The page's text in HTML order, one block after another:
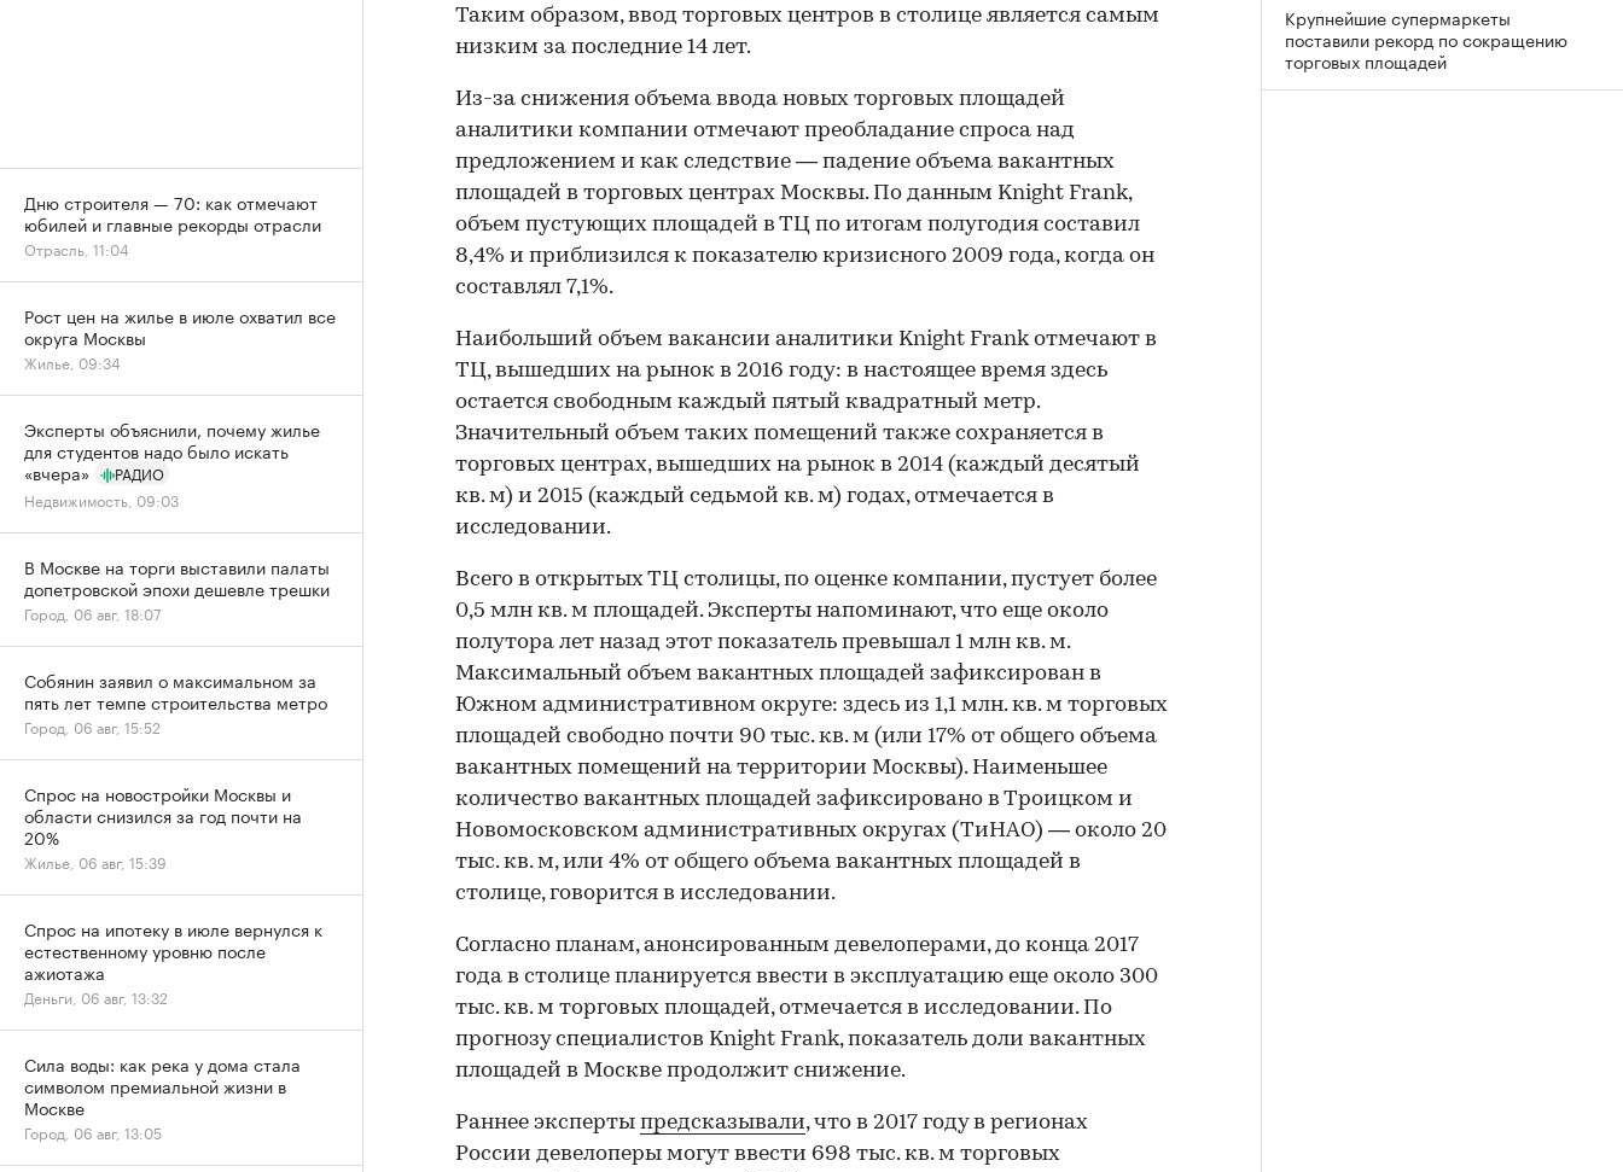
Таким образом, ввод торговых центров в столице является самым
низким за последние 14 лет.
Из-за снижения объема ввода новых торговых площадей
аналитики компании отмечают преобладание спроса над
предложением и как следствие — падение объема вакантных
площадей в торговых центрах Москвы. По данным Knight Frank,
объем пустующих площадей в ТЦ по итогам полугодия составил
8,4% и приблизился к показателю кризисного 2009 года, когда он
составлял 7,1%.
Наибольший объем вакансии аналитики Knight Frank отмечают в
ТЦ, вышедших на рынок в 2016 году: в настоящее время здесь
остается свободным каждый пятый квадратный метр.
Значительный объем таких помещений также сохраняется в
торговых центрах, вышедших на рынок в 2014 (каждый десятый
кв. м) и 2015 (каждый седьмой кв. м) годах, отмечается в
исследовании.
Всего в открытых ТЦ столицы, по оценке компании, пустует более
0,5 млн кв. м площадей. Эксперты напоминают, что еще около
полутора лет назад этот показатель превышал 1 млн кв. м.
Максимальный объем вакантных площадей зафиксирован в
Южном административном округе: здесь из 1,1 млн. кв. м торговых
площадей свободно почти 90 тыс. кв. м (или 17% от общего объема
вакантных помещений на территории Москвы). Наименьшее
количество вакантных площадей зафиксировано в Троицком и
Новомосковском административных округах (ТиНАО) — около 20
тыс. кв. м, или 4% от общего объема вакантных площадей в
столице, говорится в исследовании.
Согласно планам, анонсированным девелоперами, до конца 2017
года в столице планируется ввести в эксплуатацию еще около 300
тыс. кв. м торговых площадей, отмечается в исследовании. По
прогнозу специалистов Knight Frank, показатель доли вакантных
площадей в Москве продолжит снижение.
Раннее эксперты предсказывали, что в 2017 году в регионах
России девелоперы могут ввести 698 тыс. кв. м торговых
Крупнейшие супермаркеты
поставили рекорд по сокращению
торговых площадей
Дню строителя — 70: как отмечают
юбилей и главные рекорды отрасли
Отрасль, 11:04
Рост цен на жилье в июле охватил все
округа Москвы
Жилье, 09:34
Эксперты объяснили, почему жилье
для студентов надо было искать
«вчера»
РАДИО
Недвижимость, 09:03
В Москве на торги выставили палаты
допетровской эпохи дешевле трешки
Город, 06 авг, 18:07
Собянин заявил о максимальном за
пять лет темпе строительства метро
Город, 06 авг, 15:52
Спрос на новостройки Москвы и
области снизился за год почти на
20%
Жилье, 06 авг, 15:39
Спрос на ипотеку в июле вернулся к
естественному уровню после
ажиотажа
Деньги, 06 авг, 13:32
Сила воды: как река у дома стала
символом премиальной жизни в
Москве
Город, 06 авг, 13:05